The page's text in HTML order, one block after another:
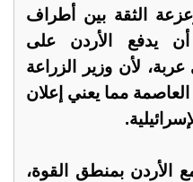
الثقة بين أطراف
أن يدفع الأردن على
لأن وزير الزراعة
مما يعني إعلان
الأردن بمنطق القوة،